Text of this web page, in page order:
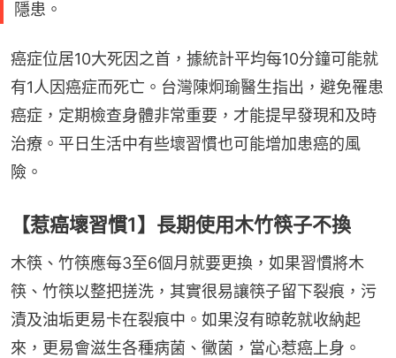
隱患。
癌症位居10大死因之首，據統計平均每10分鐘可能就
有1人因癌症而死亡。台灣陳炯瑜醫生指出，避免罹患
癌症，定期檢查身體非常重要，才能提早發現和及時
治療。平日生活中有些壞習慣也可能增加患癌的風
險。
【惹癌壞習慣1】長期使用木竹筷子不換
木筷、竹筷應每3至6個月就要更換，如果習慣將木
筷、竹筷以整把搓洗，其實很易讓筷子留下裂痕，污
漬及油垢更易卡在裂痕中。如果沒有晾乾就收納起
來，更易會滋生各種病菌、黴菌，當心惹癌上身。